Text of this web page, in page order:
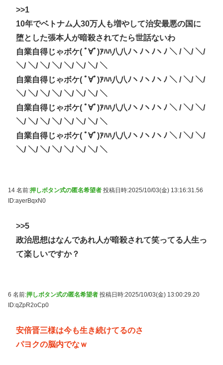
>>1
10年でベトナム人30万人も増やして治安最悪の国に
堕とした張本人が暗殺されてたら世話ないわ
自業自得じゃボケ( ﾟ∀ﾟ)ｱﾊﾊ八八ﾉヽﾉヽﾉヽﾉ ＼ / ＼/ ＼/
＼/ ＼/ ＼/ ＼/ ＼/ ＼/ ＼/ ＼
自業自得じゃボケ( ﾟ∀ﾟ)ｱﾊﾊ八八ﾉヽﾉヽﾉヽﾉ ＼ / ＼/ ＼/
＼/ ＼/ ＼/ ＼/ ＼/ ＼/ ＼/ ＼
自業自得じゃボケ( ﾟ∀ﾟ)ｱﾊﾊ八八ﾉヽﾉヽﾉヽﾉ ＼ / ＼/ ＼/
＼/ ＼/ ＼/ ＼/ ＼/ ＼/ ＼/ ＼
自業自得じゃボケ( ﾟ∀ﾟ)ｱﾊﾊ八八ﾉヽﾉヽﾉヽﾉ ＼ / ＼/ ＼/
＼/ ＼/ ＼/ ＼/ ＼/ ＼/ ＼/ ＼
14 名前:押しボタン式の匿名希望者 投稿日時:2025/10/03(金) 13:16:31.56
ID:ayerBqxN0
>>5
政治思想はなんであれ人が暗殺されて笑ってる人生っ
て楽しいですか？
6 名前:押しボタン式の匿名希望者 投稿日時:2025/10/03(金) 13:00:29.20
ID:qZpR2oCp0
安倍晋三様は今も生き続けてるのさ
パヨクの脳内でなｗ